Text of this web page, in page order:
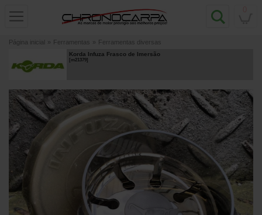
Página inicial » Ferramentas » Ferramentas diversas
Korda Infuza Frasco de Imersão
m21379]